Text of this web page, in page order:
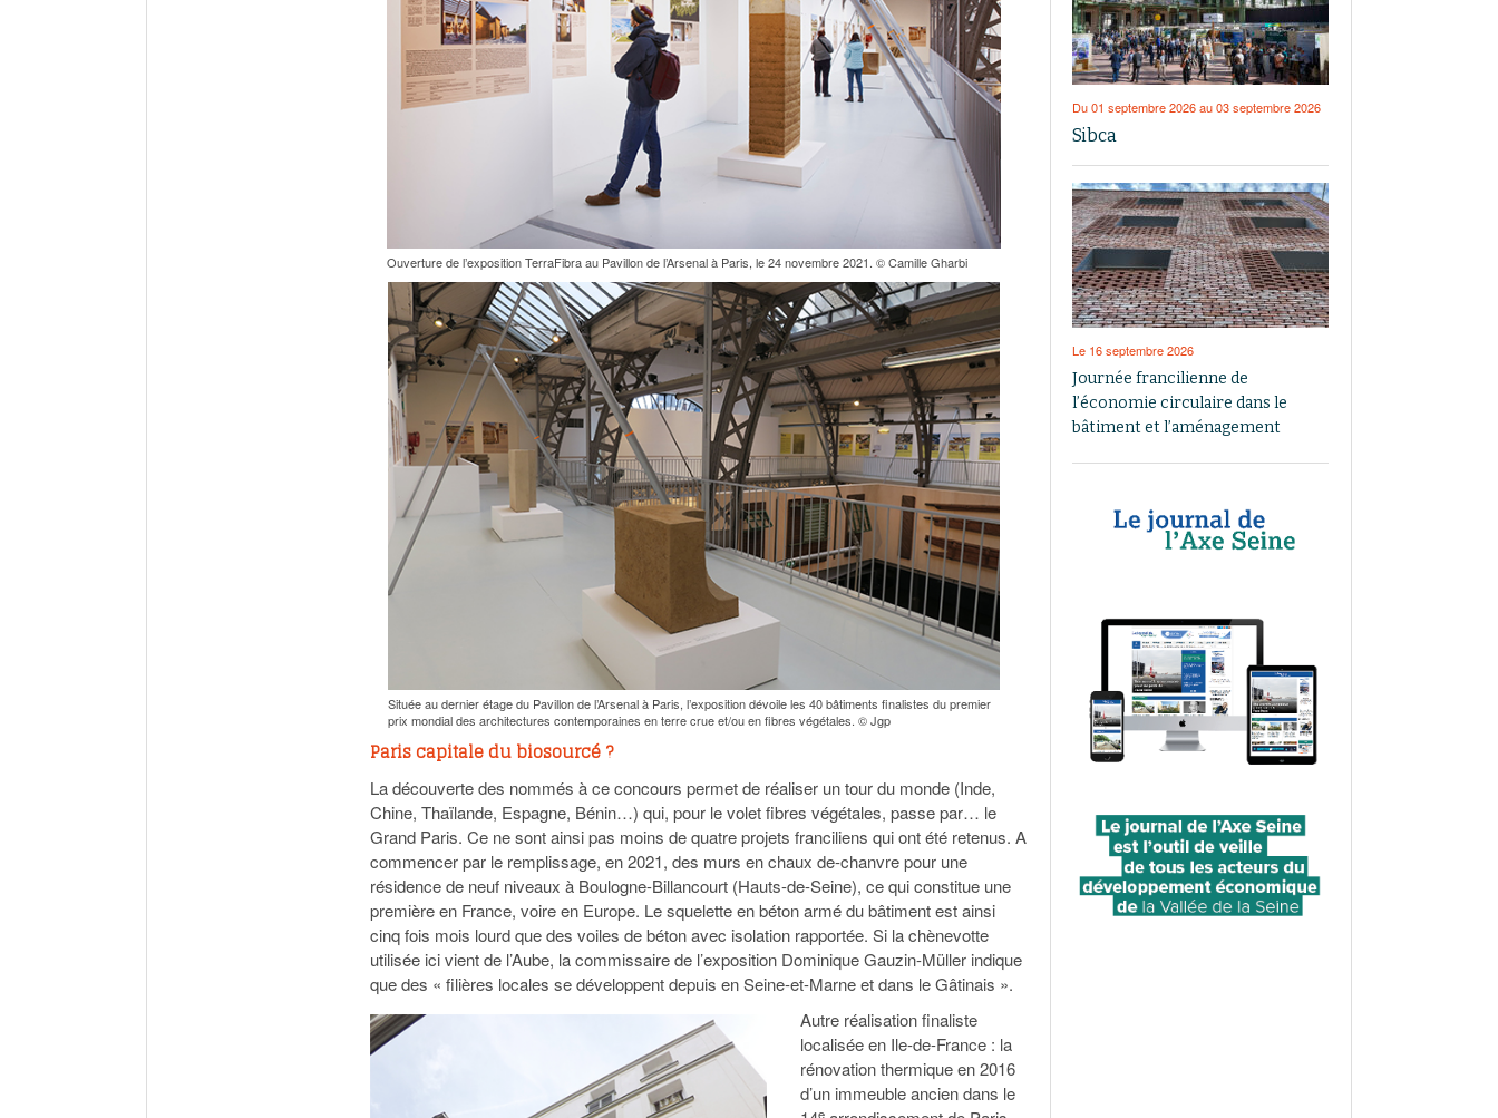
Ouverture de l’exposition TerraFibra au Pavillon de l’Arsenal à Paris, le 24 novembre 2021. © Camille Gharbi
Située au dernier étage du Pavillon de l’Arsenal à Paris, l’exposition dévoile les 40 bâtiments finalistes du premier
prix mondial des architectures contemporaines en terre crue et/ou en fibres végétales. © Jgp
Paris capitale du biosourcé ?
La découverte des nommés à ce concours permet de réaliser un tour du monde (Inde,
Chine, Thaïlande, Espagne, Bénin…) qui, pour le volet fibres végétales, passe par… le
Grand Paris. Ce ne sont ainsi pas moins de quatre projets franciliens qui ont été retenus. A
commencer par le remplissage, en 2021, des murs en chaux de-chanvre pour une
résidence de neuf niveaux à Boulogne-Billancourt (Hauts-de-Seine), ce qui constitue une
première en France, voire en Europe. Le squelette en béton armé du bâtiment est ainsi
cinq fois mois lourd que des voiles de béton avec isolation rapportée. Si la chènevotte
utilisée ici vient de l’Aube, la commissaire de l’exposition Dominique Gauzin-Müller indique
que des « filières locales se développent depuis en Seine-et-Marne et dans le Gâtinais ».
Autre réalisation finaliste
localisée en Ile-de-France : la
rénovation thermique en 2016
d’un immeuble ancien dans le
e
Du 01 septembre 2026 au 03 septembre 2026
Sibca
Le 16 septembre 2026
Journée francilienne de
l’économie circulaire dans le
bâtiment et l’aménagement